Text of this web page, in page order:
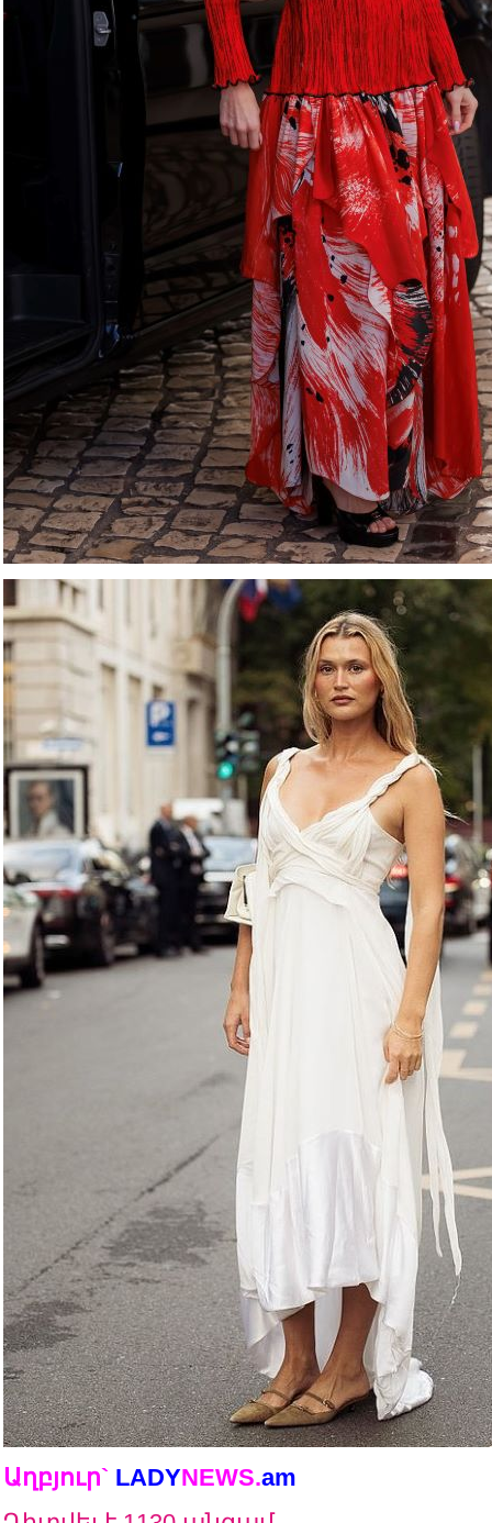
Աղբյուր` LADYNEWS.am